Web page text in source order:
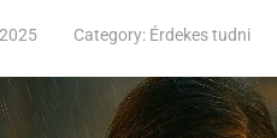
Category: Érdekes tudni